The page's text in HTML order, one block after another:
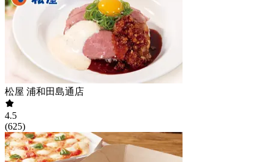
松屋 浦和田島通店
4.5
(625)